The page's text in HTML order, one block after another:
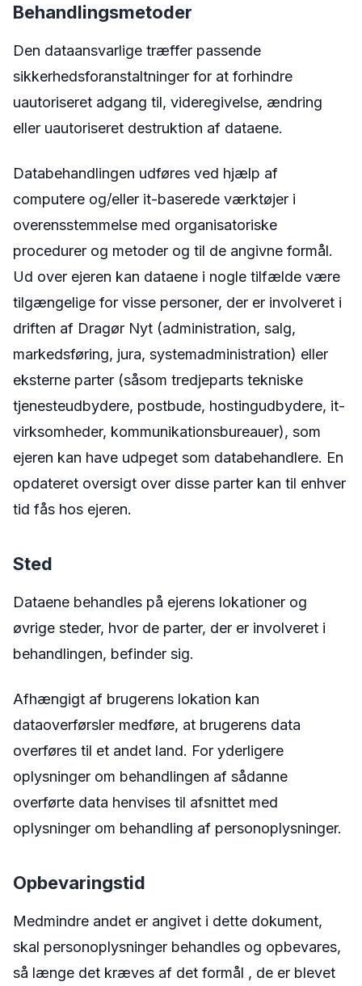
Behandlingsmetoder
Den dataansvarlige træffer passende
sikkerhedsforanstaltninger for at forhindre
uautoriseret adgang til, videregivelse, ændring
eller uautoriseret destruktion af dataene.
Databehandlingen udføres ved hjælp af
computere og/eller it-baserede værktøjer i
overensstemmelse med organisatoriske
procedurer og metoder og til de angivne formål.
Ud over ejeren kan dataene i nogle tilfælde være
tilgængelige for visse personer, der er involveret i
driften af Dragør Nyt (administration, salg,
markedsføring, jura, systemadministration) eller
eksterne parter (såsom tredjeparts tekniske
tjenesteudbydere, postbude, hostingudbydere, it-
virksomheder, kommunikationsbureauer), som
ejeren kan have udpeget som databehandlere. En
opdateret oversigt over disse parter kan til enhver
tid fås hos ejeren.
Sted
Dataene behandles på ejerens lokationer og
øvrige steder, hvor de parter, der er involveret i
behandlingen, befinder sig.
Afhængigt af brugerens lokation kan
dataoverførsler medføre, at brugerens data
overføres til et andet land. For yderligere
oplysninger om behandlingen af sådanne
overførte data henvises til afsnittet med
oplysninger om behandling af personoplysninger.
Opbevaringstid
Medmindre andet er angivet i dette dokument,
skal personoplysninger behandles og opbevares,
så længe det kræves af det formål , de er blevet